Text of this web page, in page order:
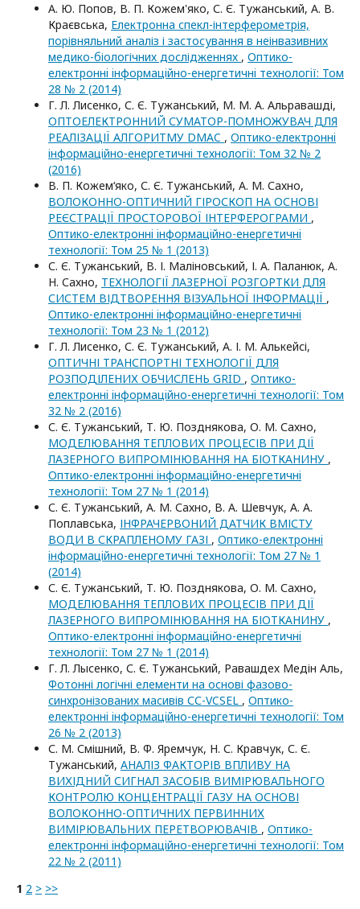
А. Ю. Попов, В. П. Кожем'яко, С. Є. Тужанський, А. В.
Краєвська, Електронна спекл-інтерферометрія,
порівняльний аналіз і застосування в неінвазивних
медико-біологічних дослідженнях , Оптико-
електроннi iнформацiйно-енергетичнi технологiї: Том
28 № 2 (2014)
Г. Л. Лисенко, С. Є. Тужанський, М. М. А. Альравашді,
ОПТОЕЛЕКТРОННИЙ СУМАТОР-ПОМНОЖУВАЧ ДЛЯ
РЕАЛІЗАЦІЇ АЛГОРИТМУ DMAC , Оптико-електроннi
iнформацiйно-енергетичнi технологiї: Том 32 № 2
(2016)
В. П. Кожем‘яко, С. Є. Тужанський, А. М. Сахно,
ВОЛОКОННО-ОПТИЧНИЙ ГІРОСКОП НА ОСНОВІ
РЕЄСТРАЦІЇ ПРОСТОРОВОЇ ІНТЕРФЕРОГРАМИ ,
Оптико-електроннi iнформацiйно-енергетичнi
технологiї: Том 25 № 1 (2013)
С. Є. Тужанський, В. І. Маліновський, І. А. Паланюк, А.
Н. Сахно, ТЕХНОЛОГІЇ ЛАЗЕРНОЇ РОЗГОРТКИ ДЛЯ
СИСТЕМ ВІДТВОРЕННЯ ВІЗУАЛЬНОЇ ІНФОРМАЦІЇ ,
Оптико-електроннi iнформацiйно-енергетичнi
технологiї: Том 23 № 1 (2012)
Г. Л. Лисенко, С. Є. Тужанський, А. І. М. Алькейсі,
ОПТИЧНІ ТРАНСПОРТНІ ТЕХНОЛОГІЇ ДЛЯ
РОЗПОДІЛЕНИХ ОБЧИСЛЕНЬ GRID , Оптико-
електроннi iнформацiйно-енергетичнi технологiї: Том
32 № 2 (2016)
С. Є. Тужанський, Т. Ю. Позднякова, О. М. Сахно,
МОДЕЛЮВАННЯ ТЕПЛОВИХ ПРОЦЕСІВ ПРИ ДІЇ
ЛАЗЕРНОГО ВИПРОМІНЮВАННЯ НА БІОТКАНИНУ ,
Оптико-електроннi iнформацiйно-енергетичнi
технологiї: Том 27 № 1 (2014)
С. Є. Тужанський, А. М. Сахно, В. А. Шевчук, А. А.
Поплавська, ІНФРАЧЕРВОНИЙ ДАТЧИК ВМІСТУ
ВОДИ В СКРАПЛЕНОМУ ГАЗІ , Оптико-електроннi
iнформацiйно-енергетичнi технологiї: Том 27 № 1
(2014)
С. Є. Тужанський, Т. Ю. Позднякова, О. М. Сахно,
МОДЕЛЮВАННЯ ТЕПЛОВИХ ПРОЦЕСІВ ПРИ ДІЇ
ЛАЗЕРНОГО ВИПРОМІНЮВАННЯ НА БІОТКАНИНУ ,
Оптико-електроннi iнформацiйно-енергетичнi
технологiї: Том 27 № 1 (2014)
Г. Л. Лысенко, С. Є. Тужанський, Равашдех Медін Аль,
Фотонні логічні елементи на основі фазово-
синхронізованих масивів СС-VCSEL , Оптико-
електроннi iнформацiйно-енергетичнi технологiї: Том
26 № 2 (2013)
С. М. Смішний, В. Ф. Яремчук, Н. С. Кравчук, С. Є.
Тужанський, АНАЛІЗ ФАКТОРІВ ВПЛИВУ НА
ВИХІДНИЙ СИГНАЛ ЗАСОБІВ ВИМІРЮВАЛЬНОГО
КОНТРОЛЮ КОНЦЕНТРАЦІЇ ГАЗУ НА ОСНОВІ
ВОЛОКОННО-ОПТИЧНИХ ПЕРВИННИХ
ВИМІРЮВАЛЬНИХ ПЕРЕТВОРЮВАЧІВ , Оптико-
електроннi iнформацiйно-енергетичнi технологiї: Том
22 № 2 (2011)
1 2 > >>